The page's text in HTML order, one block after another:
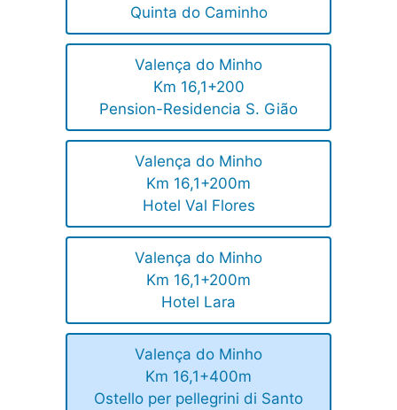
Quinta do Caminho
Valença do Minho
Km 16,1+200
Pension-Residencia S. Gião
Valença do Minho
Km 16,1+200m
Hotel Val Flores
Valença do Minho
Km 16,1+200m
Hotel Lara
Valença do Minho
Km 16,1+400m
Ostello per pellegrini di Santo